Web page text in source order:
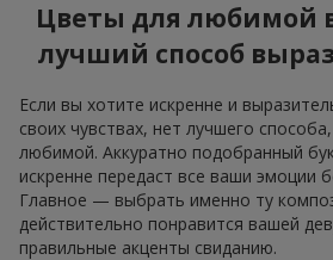
Цветы для любимой
лучший способ
Если вы хотите искренне и
своих чувствах, нет лучшего
любимой. Аккуратно подобранный
искренне передаст все ваши эмоции
Главное — выбрать именно ту
действительно понравится вашей
правильные акценты свиданию.